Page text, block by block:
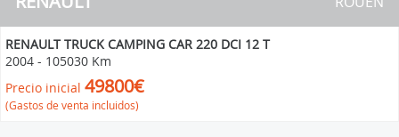
RENAULT TRUCK CAMPING CAR 220 DCI 12 T
2004 - 105030 Km
Precio inicial 49800€
(Gastos de venta incluidos)